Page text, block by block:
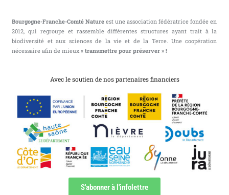
Bourgogne-Franche-Comté Nature est une association fédératrice fondée en
2012, qui regroupe et rassemble différentes structures ayant trait à la
biodiversité et aux sciences de la vie et de la Terre. Une coopération
nécessaire afin de mieux« transmettre pour préserver » !
Avec le soutien de nos partenaires financiers
S'abonner à l'infolettre